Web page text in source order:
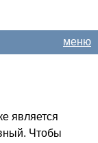
меню
является
Чтобы